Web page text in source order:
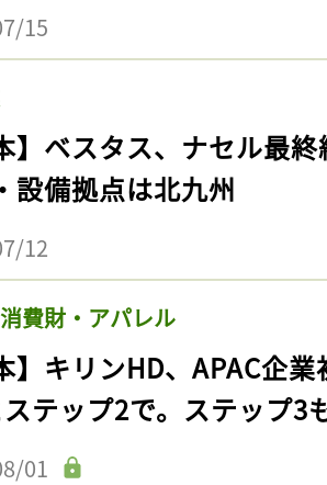
15
】ベスタス、ナセル最
設備拠点は北九州
12
費財・アパレル
】キリンHD、APAC企
テップ2で。ステップ3
01